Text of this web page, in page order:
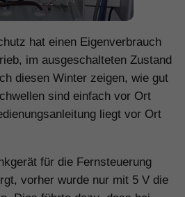
hat einen Eigenverbrauch
im ausgeschalteten Zustand
diesen Winter zeigen, wie gut
sind einfach vor Ort
liegt vor Ort
für die Fernsteuerung
vorher wurde nur mit 5 V die